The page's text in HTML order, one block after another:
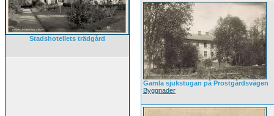
Stadshotellets trädgård
Gamla sjukstugan på Prostgårdsvägen
Byggnader